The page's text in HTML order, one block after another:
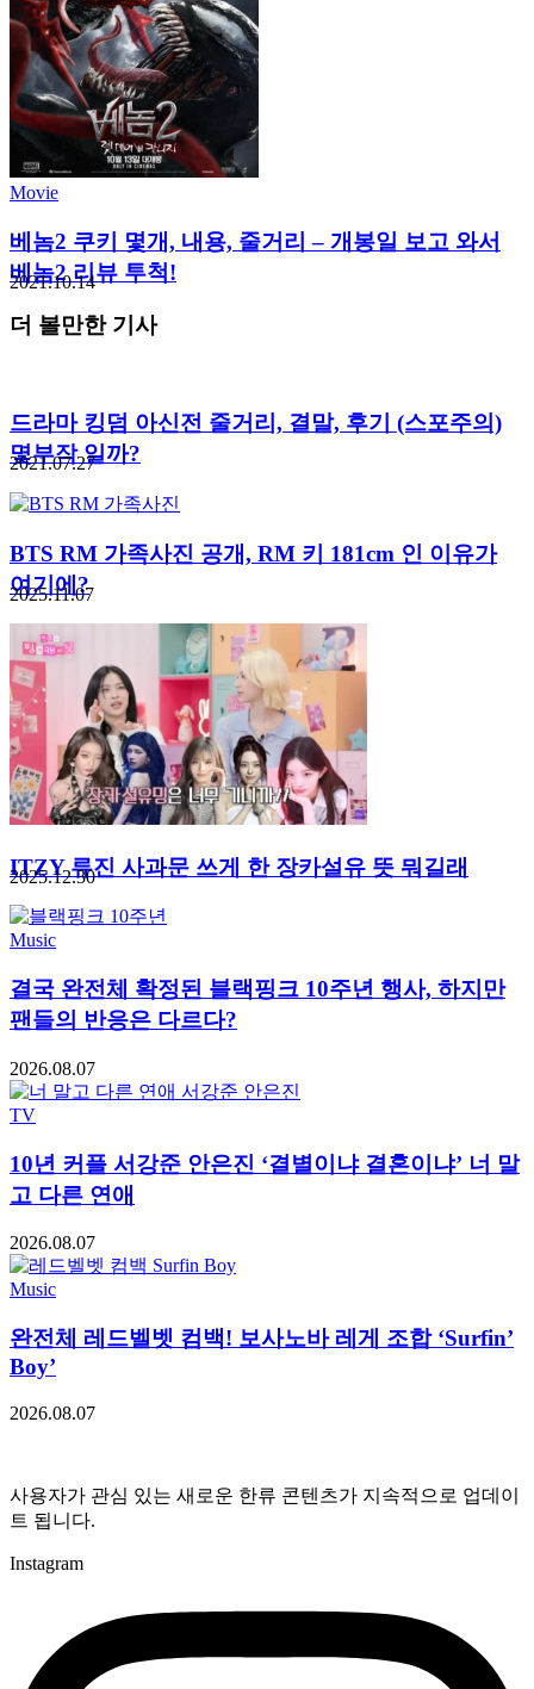
Movie
베놈2 쿠키 몇개, 내용, 줄거리 – 개봉일 보고 와서
베놈2 리뷰 투척!
2021.10.14
더 볼만한 기사
드라마 킹덤 아신전 줄거리, 결말, 후기 (스포주의)
몇부작 일까?
2021.07.27
BTS RM 가족사진 공개, RM 키 181cm 인 이유가
여기에?
2025.11.07
ITZY 류진 사과문 쓰게 한 장카설유 뜻 뭐길래
2025.12.30
Music
결국 완전체 확정된 블랙핑크 10주년 행사, 하지만
팬들의 반응은 다르다?
2026.08.07
TV
10년 커플 서강준 안은진 ‘결별이냐 결혼이냐’ 너 말
고 다른 연애
2026.08.07
Music
완전체 레드벨벳 컴백! 보사노바 레게 조합 ‘Surfin’
Boy’
2026.08.07
사용자가 관심 있는 새로운 한류 콘텐츠가 지속적으로 업데이
트 됩니다.
Instagram